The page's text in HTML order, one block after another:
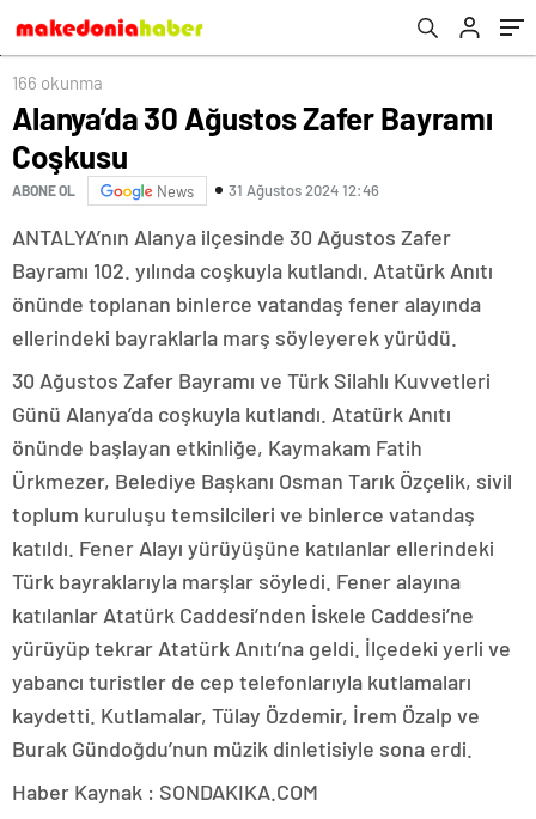
166 okunma
Alanya’da 30 Ağustos Zafer Bayramı
Coşkusu
ABONE OL News 31 Ağustos 2024 12:46
ANTALYA’nın Alanya ilçesinde 30 Ağustos Zafer
Bayramı 102. yılında coşkuyla kutlandı. Atatürk Anıtı
önünde toplanan binlerce vatandaş fener alayında
ellerindeki bayraklarla marş söyleyerek yürüdü.
30 Ağustos Zafer Bayramı ve Türk Silahlı Kuvvetleri
Günü Alanya’da coşkuyla kutlandı. Atatürk Anıtı
önünde başlayan etkinliğe, Kaymakam Fatih
Ürkmezer, Belediye Başkanı Osman Tarık Özçelik, sivil
toplum kuruluşu temsilcileri ve binlerce vatandaş
katıldı. Fener Alayı yürüyüşüne katılanlar ellerindeki
Türk bayraklarıyla marşlar söyledi. Fener alayına
katılanlar Atatürk Caddesi’nden İskele Caddesi’ne
yürüyüp tekrar Atatürk Anıtı’na geldi. İlçedeki yerli ve
yabancı turistler de cep telefonlarıyla kutlamaları
kaydetti. Kutlamalar, Tülay Özdemir, İrem Özalp ve
Burak Gündoğdu’nun müzik dinletisiyle sona erdi.
Haber Kaynak : SONDAKIKA.COM